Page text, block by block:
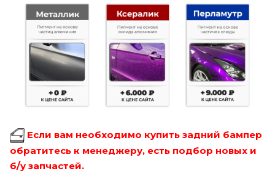
Если вам необходимо купить задний бампер
обратитесь к менеджеру, есть подбор новых и
б/у запчастей.